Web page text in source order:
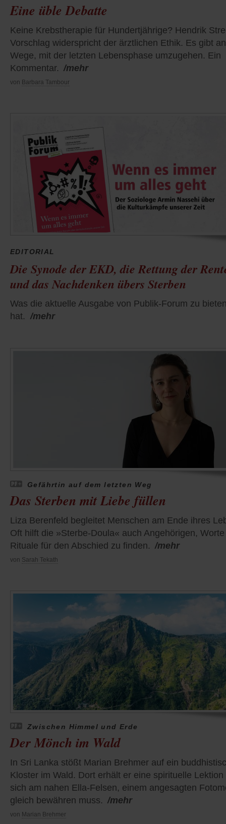
Eine üble Debatte
Keine Krebstherapie für Hundertjährige? Hendrik
Vorschlag widerspricht der ärztlichen Ethik. Es gibt
Wege, mit der letzten Lebensphase umzugehen. Ein
Kommentar. /mehr
von Barbara Tambour
EDITORIAL
Die Synode der EKD, die Rettung der
und das Nachdenken übers Sterben
Was die aktuelle Ausgabe von Publik-Forum zu
hat. /mehr
Gefährtin auf dem letzten Weg
Das Sterben mit Liebe füllen
Liza Berenfeld begleitet Menschen am Ende ihres
Oft hilft die »Sterbe-Doula« auch Angehörigen,
Rituale für den Abschied zu finden. /mehr
von Sarah Tekath
Zwischen Himmel und Erde
Der Mönch im Wald
In Sri Lanka stößt Marian Brehmer auf ein
Kloster im Wald. Dort erhält er eine spirituelle Lektion
sich am nahen Ella-Felsen, einem angesagten
gleich bewähren muss. /mehr
von Marian Brehmer